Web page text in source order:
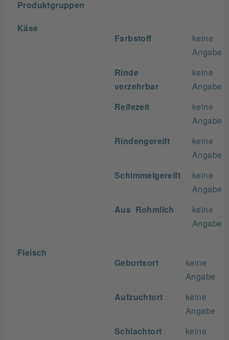
Produktgruppen
Käse
Farbstoff
keine
Angabe
Rinde
verzehrbar
keine
Angabe
Reifezeit
keine
Angabe
Rindengereift
keine
Angabe
Schimmelgereift
keine
Angabe
Aus Rohmilch
keine
Angabe
Fleisch
Geburtsort
keine
Angabe
Aufzuchtort
keine
Angabe
Schlachtort
keine